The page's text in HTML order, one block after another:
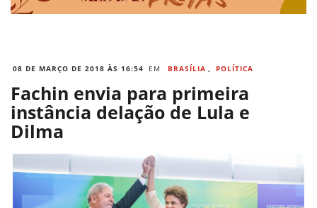
08 DE MARÇO DE 2018 ÀS 16:54 EM BRASÍLIA , POLÍTICA
Fachin envia para primeira
instância delação de Lula e
Dilma